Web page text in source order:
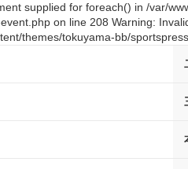
supplied for foreach() in /var/
on line 208 Warning:
themes/tokuyama-bb/